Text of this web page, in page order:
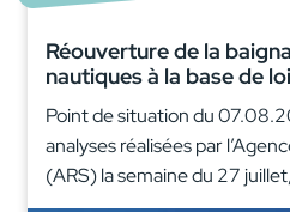
Réouverture de la
nautiques à la base de
Point de situation du
analyses réalisées par
(ARS) la semaine du 27